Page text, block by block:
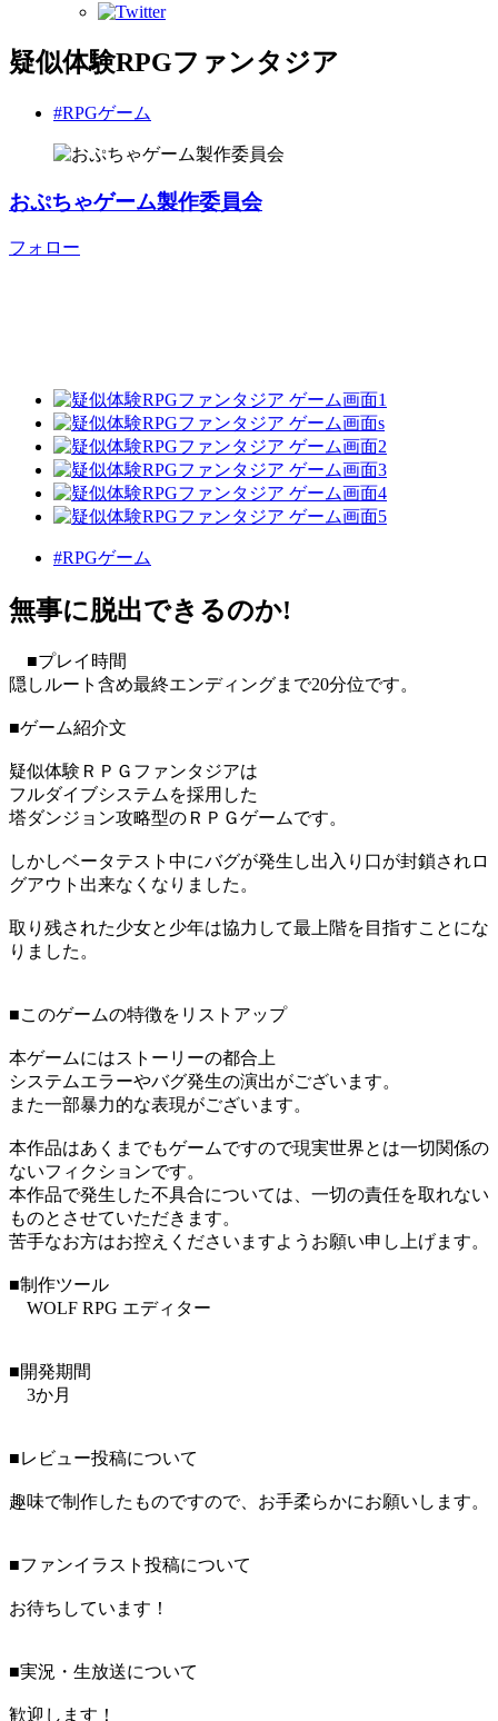
疑似体験RPGファンタジア
#RPGゲーム
おぷちゃゲーム製作委員会
フォロー
#RPGゲーム
無事に脱出できるのか!
■プレイ時間
隠しルート含め最終エンディングまで20分位です。
■ゲーム紹介文
疑似体験ＲＰＧファンタジアは
フルダイブシステムを採用した
塔ダンジョン攻略型のＲＰＧゲームです。
しかしベータテスト中にバグが発生し出入り口が封鎖されロ
グアウト出来なくなりました。
取り残された少女と少年は協力して最上階を目指すことにな
りました。
■このゲームの特徴をリストアップ
本ゲームにはストーリーの都合上
システムエラーやバグ発生の演出がございます。
また一部暴力的な表現がございます。
本作品はあくまでもゲームですので現実世界とは一切関係の
ないフィクションです。
本作品で発生した不具合については、一切の責任を取れない
ものとさせていただきます。
苦手なお方はお控えくださいますようお願い申し上げます。
■制作ツール
WOLF RPG エディター
■開発期間
3か月
■レビュー投稿について
趣味で制作したものですので、お手柔らかにお願いします。
■ファンイラスト投稿について
お待ちしています！
■実況・生放送について
歓迎します！